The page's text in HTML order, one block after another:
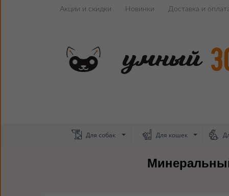
Акции и скидки Новинки Доставка и
Для собак Для кошек